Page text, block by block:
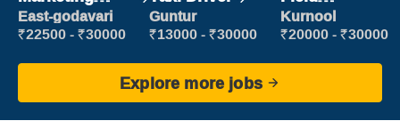
Executive
East-godavari
₹22500 - ₹30000
Guntur
₹13000 - ₹30000
Marketing
Executive
Kurnool
₹20000 - ₹30000
Explore more jobs